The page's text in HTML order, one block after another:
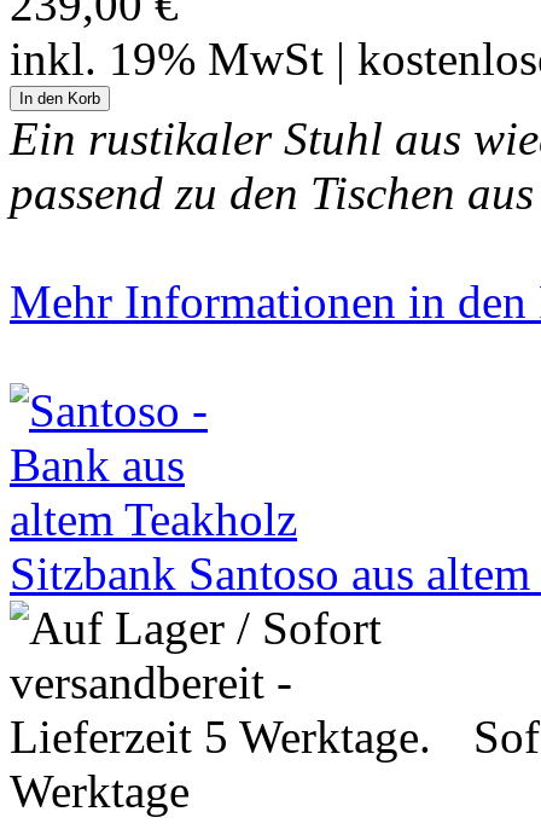
inkl. 19% MwSt |
Ein rustikaler Stuhl aus
passend zu den Tischen
Mehr Informationen in den
Sitzbank Santoso aus
Werktage